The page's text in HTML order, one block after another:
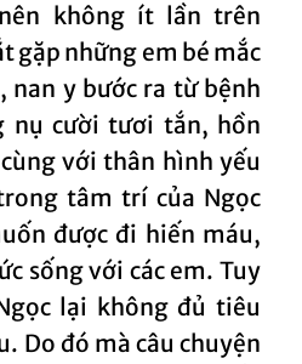
không ít lần trên
gặp những em bé mắc
nan y bước ra từ bệnh
nụ cười tươi tắn, hồn
với thân hình yếu
tâm trí của Ngọc
được đi hiến máu,
sống với các em. Tuy
lại không đủ tiêu
Do đó mà câu chuyện